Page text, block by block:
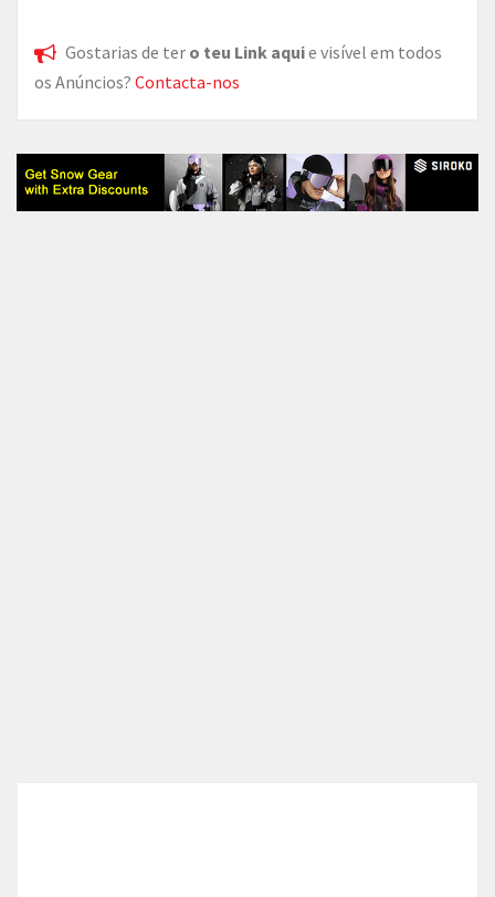
Gostarias de ter o teu Link aquie visível em todos
os Anúncios? Contacta-nos